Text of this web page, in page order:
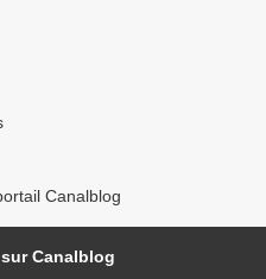
Canalblog
Canalblog